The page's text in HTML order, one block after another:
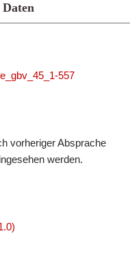
557
vorheriger Absprache
werden.